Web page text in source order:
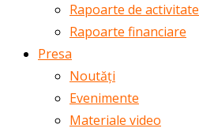
Rapoarte de activitate
Rapoarte financiare
Presa
Noutăți
Evenimente
Materiale video